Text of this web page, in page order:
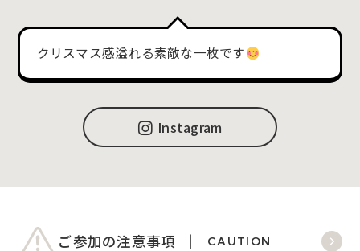
クリスマス感溢れる素敵な一枚です
Instagram
ご参加の注意事項 CAUTION